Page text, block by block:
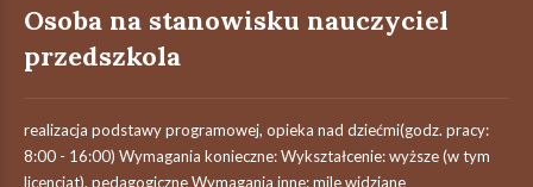
Osoba na stanowisku nauczyciel
przedszkola
realizacja podstawy programowej, opieka nad dziećmi(godz. pracy:
8:00 - 16:00) Wymagania konieczne: Wykształcenie: wyższe (w tym
licencjat), pedagogiczne Wymagania inne: mile widziane